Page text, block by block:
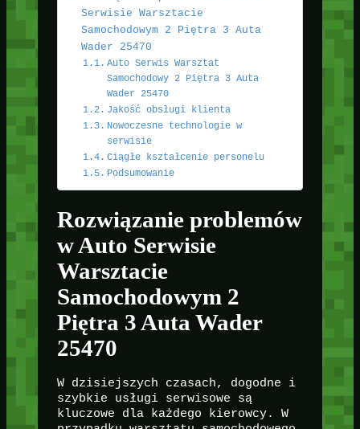
Serwisie Warsztacie
Samochodowym 2 Piętra 3 Auta
Wader 25470
Auto Serwis Warsztat
Samochodowy 2 Piętra 3 Auta
Wader 25470
Jakość obsługi klienta
Nowoczesne technologie w
serwisie
Ciągłe kształcenie personelu
Podsumowanie
Rozwiązanie problemów
w Auto Serwisie
Warsztacie
Samochodowym 2
Piętra 3 Auta Wader
25470
W dzisiejszych czasach, dogodne i
szybkie usługi serwisowe są
kluczowe dla każdego kierowcy. W